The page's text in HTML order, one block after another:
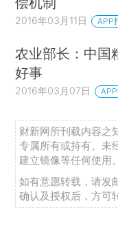
2016年03月11日 APP
农业部长：中国
好事
2016年03月07日
财新网所刊载内容之
专属所有或持有。未
建立镜像等任何使用。
如有意愿转载，请发
确认及授权后，方可